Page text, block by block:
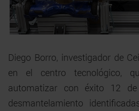
Diego Borro, investigador de
en el centro tecnológico,
automatizar con éxito 12
desmantelamiento